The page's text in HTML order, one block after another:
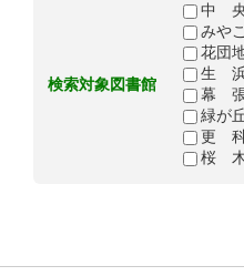
検索対象図書館
中
みやこ
花団
生
幕
緑が丘
更
桜